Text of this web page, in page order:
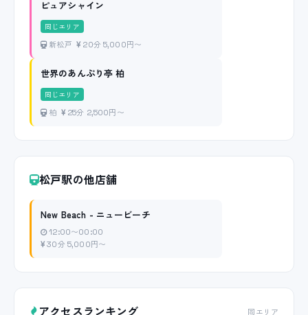
ピュアシャイン
同じエリア
新松戸 20分 5,000円〜
世界のあんぷり亭 柏
同じエリア
柏 25分 2,500円〜
松戸駅の他店舗
New Beach - ニュービーチ
12:00〜00:00
30分 5,000円〜
アクセスランキング 同エリア